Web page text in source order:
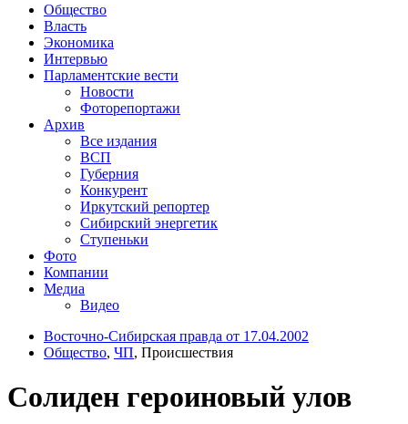
Общество
Власть
Экономика
Интервью
Парламентские вести
Новости
Фоторепортажи
Архив
Все издания
ВСП
Губерния
Конкурент
Иркутский репортер
Сибирский энергетик
Ступеньки
Фото
Компании
Медиа
Видео
Восточно-Сибирская правда от 17.04.2002
Общество, ЧП, Происшествия
Солиден героиновый улов